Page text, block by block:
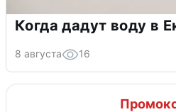
Когда дадут воду в
8 августа 16